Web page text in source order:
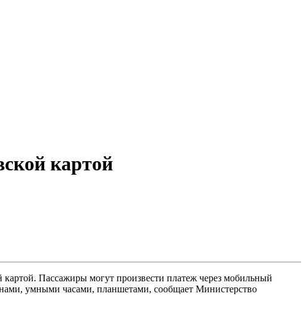
картой
картой. Пассажиры могут произвести платеж через мобильный
умными часами, планшетами, сообщает Министерство